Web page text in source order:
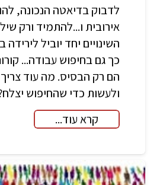
לדבוק בדיאטה הנכונה,
אירובית ו...להתמיד ורק
השינויים יחד יוביל
כך גם בחיפוש עבודה...
הם רק הבסיס. מה עוד
ולעשות כדי שהחיפוש
קרא עוד...